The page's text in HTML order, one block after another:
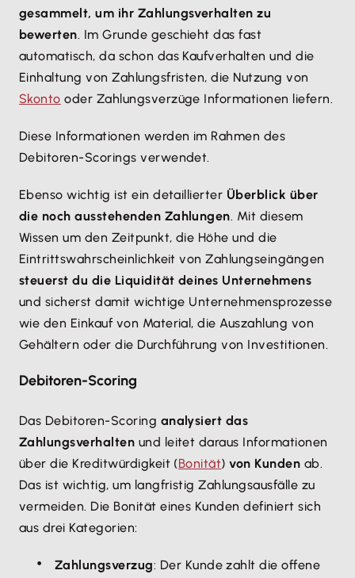
gesammelt, um ihr Zahlungsverhalten zu
bewerten. Im Grunde geschieht das fast
automatisch, da schon das Kaufverhalten und die
Einhaltung von Zahlungsfristen, die Nutzung von
Skonto oder Zahlungsverzüge Informationen liefern.
Diese Informationen werden im Rahmen des
Debitoren-Scorings verwendet.
Ebenso wichtig ist ein detaillierter Überblick über
die noch ausstehenden Zahlungen. Mit diesem
Wissen um den Zeitpunkt, die Höhe und die
Eintrittswahrscheinlichkeit von Zahlungseingängen
steuerst du die Liquidität deines Unternehmens
und sicherst damit wichtige Unternehmensprozesse
wie den Einkauf von Material, die Auszahlung von
Gehältern oder die Durchführung von Investitionen.
Debitoren-Scoring
Das Debitoren-Scoring analysiert das
Zahlungsverhalten und leitet daraus Informationen
über die Kreditwürdigkeit (Bonität)von Kunden ab.
Das ist wichtig, um langfristig Zahlungsausfälle zu
vermeiden. Die Bonität eines Kunden definiert sich
aus drei Kategorien:
Zahlungsverzug: Der Kunde zahlt die offene